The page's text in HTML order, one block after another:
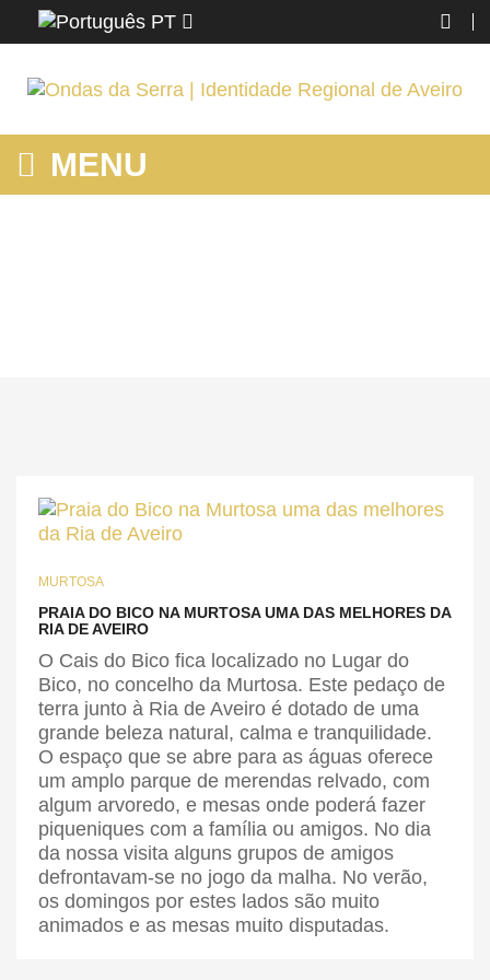
PT
MENU
MURTOSA
PRAIA DO BICO NA MURTOSA UMA DAS MELHORES DA
RIA DE AVEIRO
O Cais do Bico fica localizado no Lugar do
Bico, no concelho da Murtosa. Este pedaço de
terra junto à Ria de Aveiro é dotado de uma
grande beleza natural, calma e tranquilidade.
O espaço que se abre para as águas oferece
um amplo parque de merendas relvado, com
algum arvoredo, e mesas onde poderá fazer
piqueniques com a família ou amigos. No dia
da nossa visita alguns grupos de amigos
defrontavam-se no jogo da malha. No verão,
os domingos por estes lados são muito
animados e as mesas muito disputadas.